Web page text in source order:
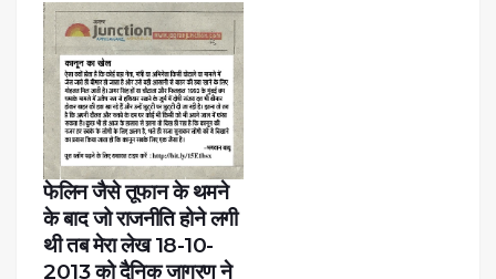
फेलिन जैसे तूफान के थमने
के बाद जो राजनीति होने लगी
थी तब मेरा लेख 18-10-
2013 को दैनिक जागरण ने